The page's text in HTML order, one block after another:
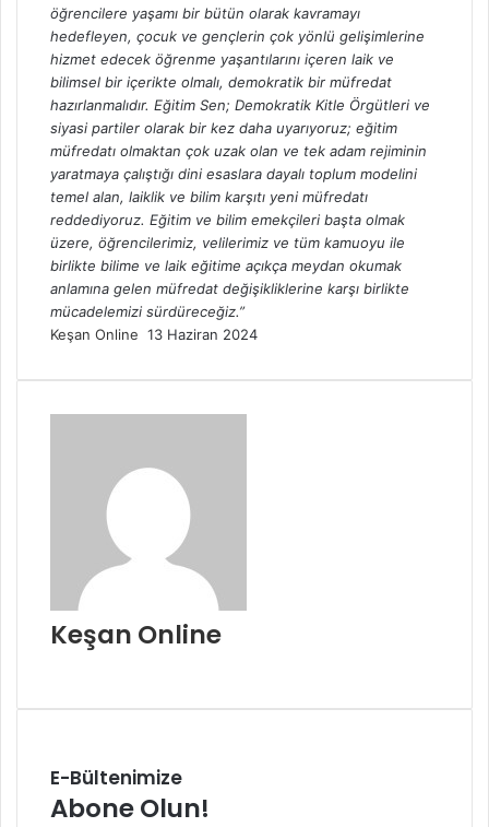
öğrencilere yaşamı bir bütün olarak kavramayı
hedefleyen, çocuk ve gençlerin çok yönlü gelişimlerine
hizmet edecek öğrenme yaşantılarını içeren laik ve
bilimsel bir içerikte olmalı, demokratik bir müfredat
hazırlanmalıdır. Eğitim Sen; Demokratik Kitle Örgütleri ve
siyasi partiler olarak bir kez daha uyarıyoruz; eğitim
müfredatı olmaktan çok uzak olan ve tek adam rejiminin
yaratmaya çalıştığı dini esaslara dayalı toplum modelini
temel alan, laiklik ve bilim karşıtı yeni müfredatı
reddediyoruz. Eğitim ve bilim emekçileri başta olmak
üzere, öğrencilerimiz, velilerimiz ve tüm kamuoyu ile
birlikte bilime ve laik eğitime açıkça meydan okumak
anlamına gelen müfredat değişikliklerine karşı birlikte
mücadelemizi sürdüreceğiz.”
Keşan Online Bir
posta
13 Haziran 2024
Keşan Online
E-Bültenimize
Abone Olun!